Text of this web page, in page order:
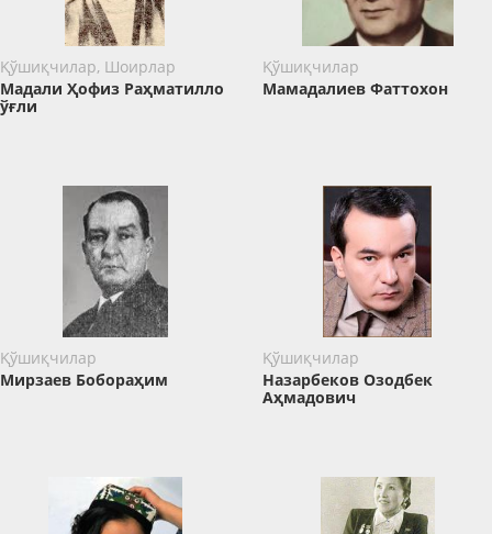
Қўшиқчилар, Шоирлар
Мадали Ҳофиз Раҳматилло
ўғли
Қўшиқчилар
Мамадалиев Фаттохон
Қўшиқчилар
Мирзаев Бобораҳим
Қўшиқчилар
Назарбеков Озодбек
Аҳмадович